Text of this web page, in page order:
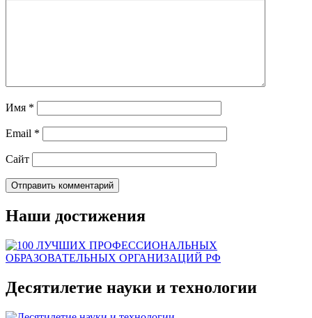
Имя *
Email *
Сайт
Наши достижения
Десятилетие науки и технологии